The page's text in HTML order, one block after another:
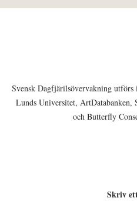
Svensk Dagfjärilsövervakning utförs
Lunds Universitet, ArtDatabanken,
och Butterfly
Skriv